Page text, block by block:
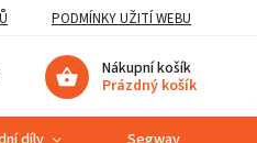
PODMÍNKY UŽITÍ WEBU
Nákupní košík
Prázdný košík